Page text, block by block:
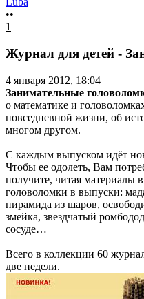
••
1
Журнал для детей -
4 января 2012, 18:04
Занимательные
о математике и
повседневной жизни, об
многом другом.
С каждым выпуском идёт
Чтобы ее одолеть, Вам
получите, читая материалы
головоломки в выпуски:
пирамида из шаров,
змейка, звездчатый
сосуде…
Всего в коллекции 60
две недели.